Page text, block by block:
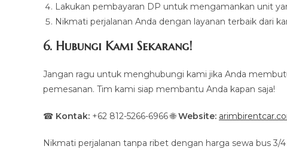
Lakukan pembayaran DP untuk mengamankan unit
Nikmati perjalanan Anda dengan layanan terbaik dari
6. Hubungi Kami Sekarang!
Jangan ragu untuk menghubungi kami jika Anda
pemesanan. Tim kami siap membantu Anda kapan saja!
☎ Kontak: +62 812-5266-6966 🌐Website:
Nikmati perjalanan tanpa ribet dengan harga sewa bus 3/